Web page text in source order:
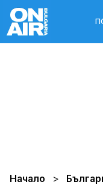
Начало